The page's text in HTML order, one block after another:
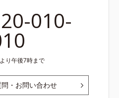
010-
り午後7時まで
・お問い合わせ